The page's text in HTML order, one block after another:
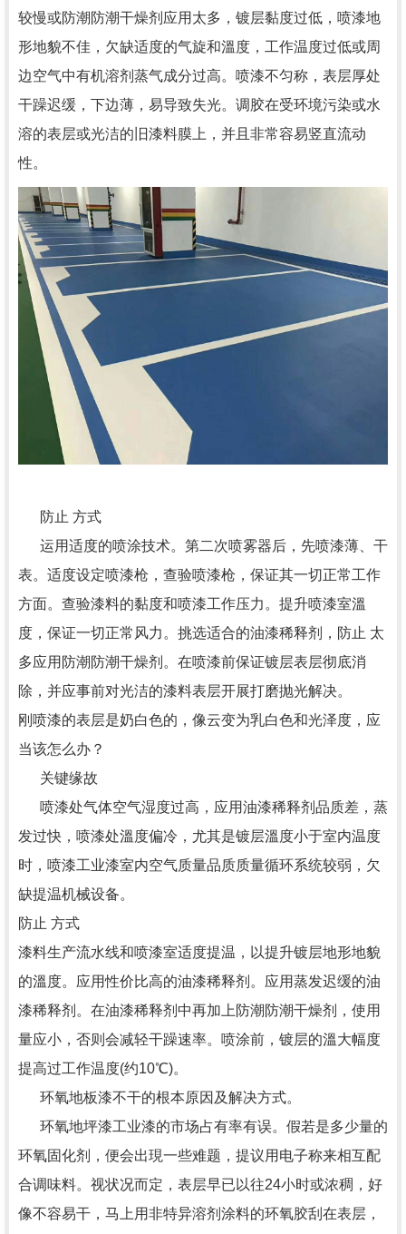
较慢或防潮防潮干燥剂应用太多，镀层黏度过低，喷漆地
形地貌不佳，欠缺适度的气旋和溫度，工作温度过低或周
边空气中有机溶剂蒸气成分过高。喷漆不匀称，表层厚处
干躁迟缓，下边薄，易导致失光。调胶在受环境污染或水
溶的表层或光洁的旧漆料膜上，并且非常容易竖直流动
性。
防止 方式
运用适度的喷涂技术。第二次喷雾器后，先喷漆薄、干
表。适度设定喷漆枪，查验喷漆枪，保证其一切正常工作
方面。查验漆料的黏度和喷漆工作压力。提升喷漆室溫
度，保证一切正常风力。挑选适合的油漆稀释剂，防止 太
多应用防潮防潮干燥剂。在喷漆前保证镀层表层彻底消
除，并应事前对光洁的漆料表层开展打磨抛光解决。
刚喷漆的表层是奶白色的，像云变为乳白色和光泽度，应
当该怎么办？
关键缘故
喷漆处气体空气湿度过高，应用油漆稀释剂品质差，蒸
发过快，喷漆处溫度偏冷，尤其是镀层溫度小于室内温度
时，喷漆工业漆室内空气质量品质质量循环系统较弱，欠
缺提温机械设备。
防止 方式
漆料生产流水线和喷漆室适度提温，以提升镀层地形地貌
的溫度。应用性价比高的油漆稀释剂。应用蒸发迟缓的油
漆稀释剂。在油漆稀释剂中再加上防潮防潮干燥剂，使用
量应小，否则会减轻干躁速率。喷涂前，镀层的溫大幅度
提高过工作温度(约10℃)。
环氧地板漆不干的根本原因及解决方式。
环氧地坪漆工业漆的市场占有率有误。假若是多少量的
环氧固化剂，便会出現一些难题，提议用电子称来相互配
合调味料。视状况而定，表层早已以往24小时或浓稠，好
像不容易干，马上用非特异溶剂涂料的环氧胶刮在表层，